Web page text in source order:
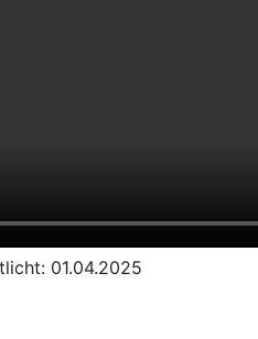
01.04.2025